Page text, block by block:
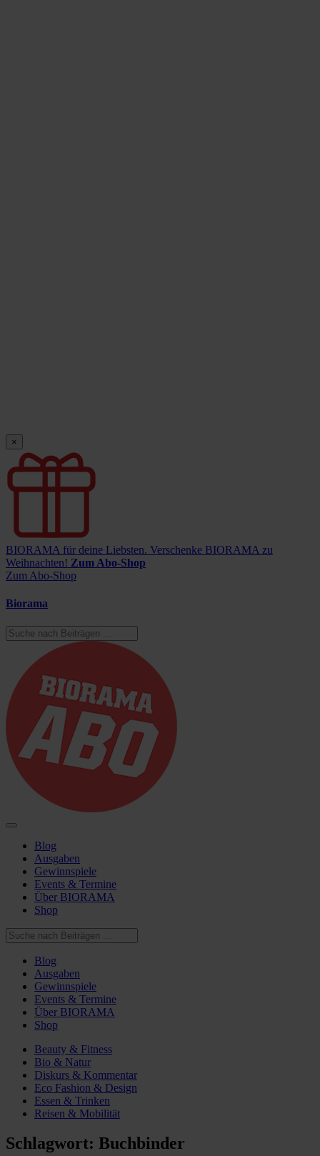
×
BIORAMA für deine Liebsten. Verschenke BIORAMA zu
Weihnachten! Zum Abo-Shop
Zum Abo-Shop
Biorama
Blog
Ausgaben
Gewinnspiele
Events & Termine
Über BIORAMA
Shop
Blog
Ausgaben
Gewinnspiele
Events & Termine
Über BIORAMA
Shop
Beauty & Fitness
Bio & Natur
Diskurs & Kommentar
Eco Fashion & Design
Essen & Trinken
Reisen & Mobilität
Schlagwort: Buchbinder